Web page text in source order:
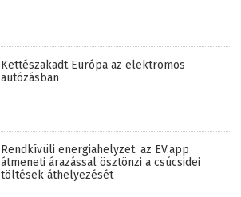
Kettészakadt Európa az elektromos
autózásban
Rendkívüli energiahelyzet: az EV.app
átmeneti árazással ösztönzi a csúcsidei
töltések áthelyezését